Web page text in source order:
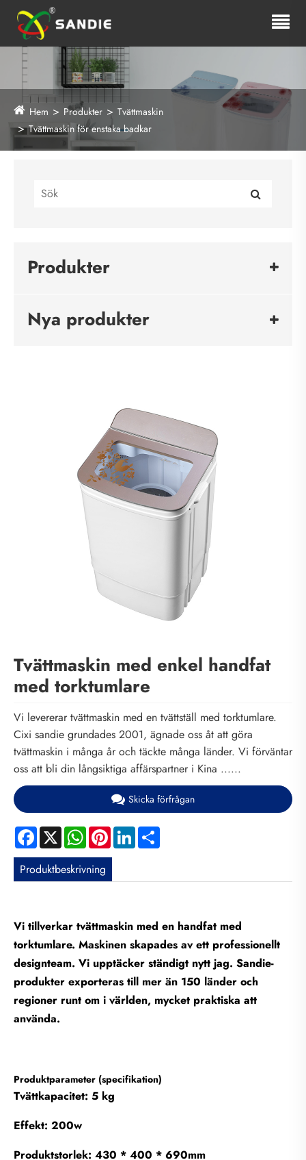
Hem Produkter
Tvättmaskin
Tvättmaskin för enstaka badkar
Produkter
Nya produkter
Tvättmaskin med enkel handfat
med torktumlare
Vi levererar tvättmaskin med en tvättställ med torktumlare.
Cixi sandie grundades 2001, ägnade oss åt att göra
tvättmaskin i många år och täckte många länder. Vi förväntar
oss att bli din långsiktiga affärspartner i Kina ......
Skicka förfrågan
Facebook
X WhatsApp
PinterestLinkedIn
Produktbeskrivning
Vi tillverkar tvättmaskin med en handfat med
torktumlare. Maskinen skapades av ett professionellt
designteam. Vi upptäcker ständigt nytt jag. Sandie-
produkter exporteras till mer än 150 länder och
regioner runt om i världen, mycket praktiska att
använda.
Produktparameter (specifikation)
Tvättkapacitet: 5 kg
Effekt: 200w
Produktstorlek: 430 * 400 * 690mm